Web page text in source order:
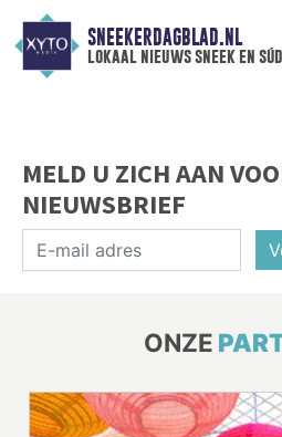
SNEEKERDAGBLAD.NL
lokaal nieuws sneek en
MELD U ZICH AAN
NIEUWSBRIEF
ONZE